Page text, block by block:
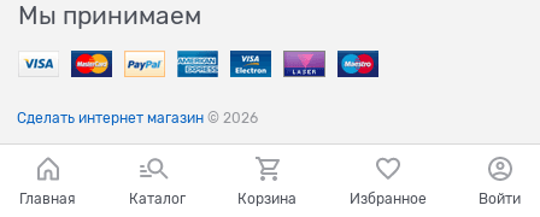
Мы принимаем
Сделать интернет магазин © 2026
Главная Каталог Корзина Избранное Войти